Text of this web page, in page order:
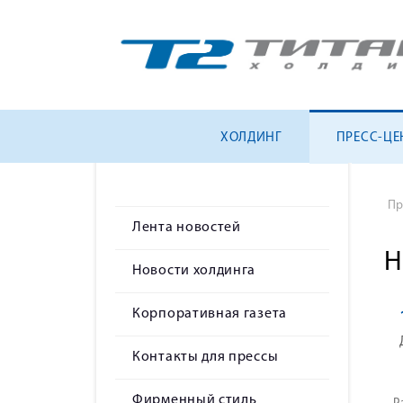
ХОЛДИНГ ПРЕСС-
Лента новостей
Новости холдинга
Корпоративная газета
Контакты для прессы